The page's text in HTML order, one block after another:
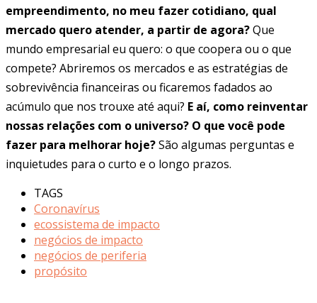
empreendimento, no meu fazer cotidiano, qual
mercado quero atender, a partir de agora?Que
mundo empresarial eu quero: o que coopera ou o que
compete? Abriremos os mercados e as estratégias de
sobrevivência financeiras ou ficaremos fadados ao
acúmulo que nos trouxe até aqui? E aí, como reinventar
nossas relações com o universo? O que você pode
fazer para melhorar hoje?São algumas perguntas e
inquietudes para o curto e o longo prazos.
TAGS
Coronavírus
ecossistema de impacto
negócios de impacto
negócios de periferia
propósito